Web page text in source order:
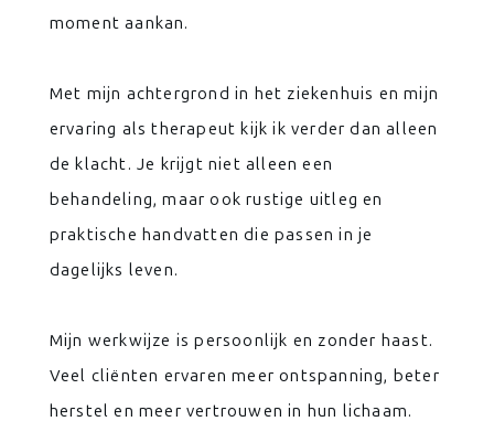
moment aankan.
Met mijn achtergrond in het ziekenhuis en mijn
ervaring als therapeut kijk ik verder dan alleen
de klacht. Je krijgt niet alleen een
behandeling, maar ook rustige uitleg en
praktische handvatten die passen in je
dagelijks leven.
Mijn werkwijze is persoonlijk en zonder haast.
Veel cliënten ervaren meer ontspanning, beter
herstel en meer vertrouwen in hun lichaam.